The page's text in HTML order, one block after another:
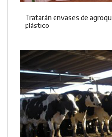
Tratarán envases de
plástico